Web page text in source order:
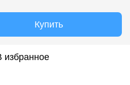
Купить
избранное